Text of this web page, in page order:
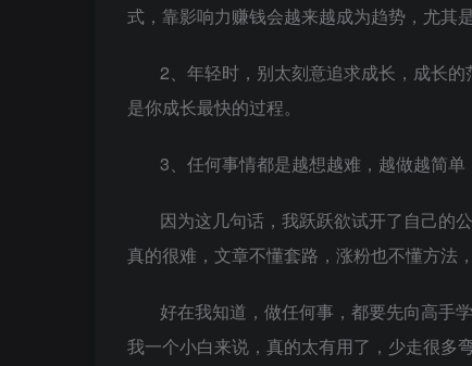
式，靠影响力赚钱会越来越成为趋势，尤其
2、年轻时，别太刻意追求成长，成长
是你成长最快的过程。
3、任何事情都是越想越难，越做越简单
因为这几句话，我跃跃欲试开了自己的
真的很难，文章不懂套路，涨粉也不懂方法
好在我知道，做任何事，都要先向高手
我一个小白来说，真的太有用了，少走很多